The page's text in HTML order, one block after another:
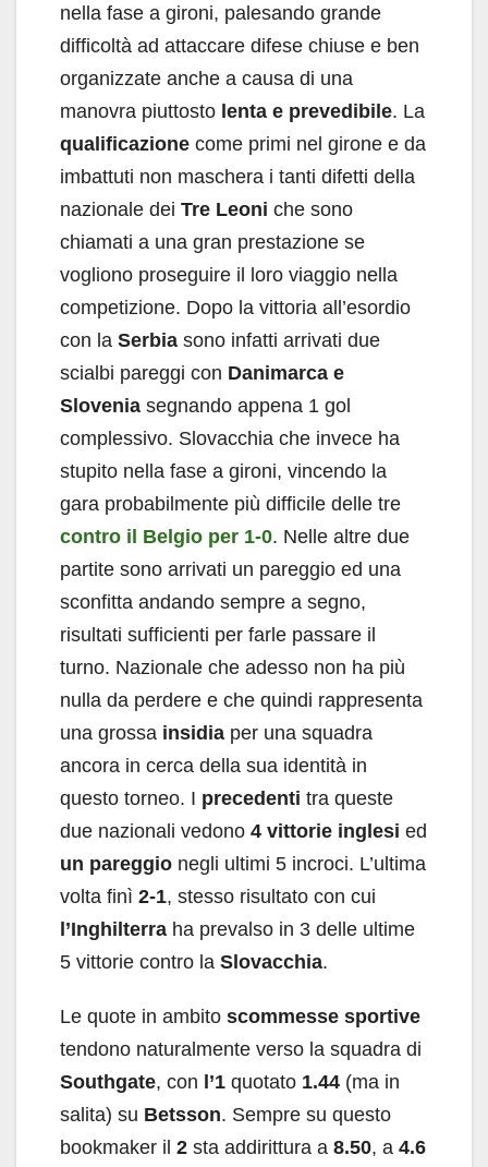
nella fase a gironi, palesando grande
difficoltà ad attaccare difese chiuse e ben
organizzate anche a causa di una
manovra piuttosto lenta e prevedibile. La
qualificazione come primi nel girone e da
imbattuti non maschera i tanti difetti della
nazionale dei Tre Leoni che sono
chiamati a una gran prestazione se
vogliono proseguire il loro viaggio nella
competizione. Dopo la vittoria all’esordio
con la Serbia sono infatti arrivati due
scialbi pareggi con Danimarca e
Slovenia segnando appena 1 gol
complessivo. Slovacchia che invece ha
stupito nella fase a gironi, vincendo la
gara probabilmente più difficile delle tre
contro il Belgio per 1-0. Nelle altre due
partite sono arrivati un pareggio ed una
sconfitta andando sempre a segno,
risultati sufficienti per farle passare il
turno. Nazionale che adesso non ha più
nulla da perdere e che quindi rappresenta
una grossa insidia per una squadra
ancora in cerca della sua identità in
questo torneo. I precedenti tra queste
due nazionali vedono 4 vittorie inglesi ed
un pareggio negli ultimi 5 incroci. L’ultima
volta finì 2-1, stesso risultato con cui
l’Inghilterra ha prevalso in 3 delle ultime
5 vittorie contro la Slovacchia.
Le quote in ambito scommesse sportive
tendono naturalmente verso la squadra di
Southgate, con l’1 quotato 1.44 (ma in
salita) su Betsson. Sempre su questo
bookmaker il 2 sta addirittura a 8.50, a 4.6